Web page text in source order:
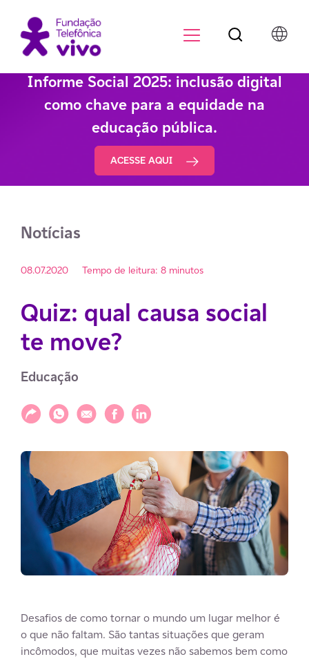
Informe Social 2025: inclusão digital
como chave para a equidade na
educação pública.
ACESSE AQUI
Notícias
08.07.2020 Tempo de leitura: 8 minutos
Quiz: qual causa social
te move?
Educação
Compartilhar
Compartilhar via WhatsApp
Compartilhar via E-mail
Compartilhar via Facebook
Compartilhar via LinkedIn
Desafios de como tornar o mundo um lugar melhor é
o que não faltam. São tantas situações que geram
incômodos, que muitas vezes não sabemos bem como
Botão de